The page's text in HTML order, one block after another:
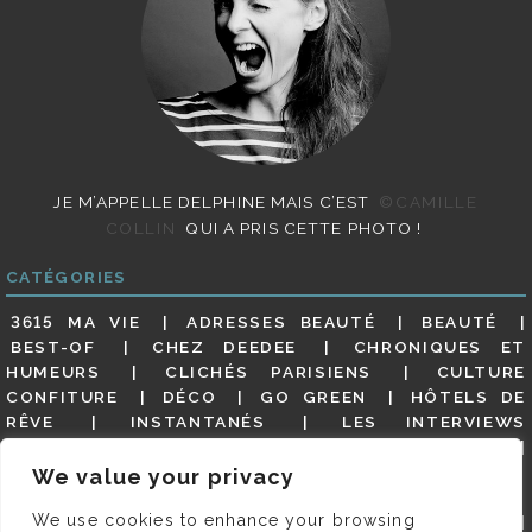
We value your privacy
We use cookies to enhance your browsing
JE M’APPELLE DELPHINE MAIS C’EST
©CAMILLE
COLLIN
QUI A PRIS CETTE PHOTO !
CATÉGORIES
3615 MA VIE ADRESSES BEAUTÉ
BEAUTÉ
BEST-OF
CHEZ DEEDEE
CHRONIQUES ET
HUMEURS
CLICHÉS PARISIENS
CULTURE
CONFITURE
DÉCO GO GREEN
HÔTELS DE
RÊVE
INSTANTANÉS
LES INTERVIEWS
MES ADRESSES
MODE NON CLASSÉ
GUIDE
PARIS EN PHOTOS RESTAURANTS